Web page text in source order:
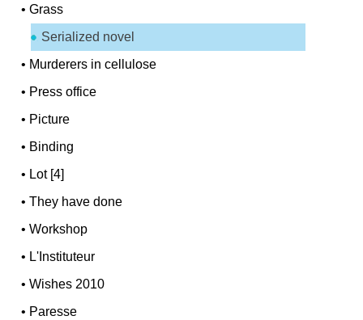
•Grass
Serialized novel
• Murderers in cellulose
• Press office
• Picture
• Binding
• Lot [4]
•They have done
•Workshop
• L'Instituteur
•Wishes 2010
• Paresse